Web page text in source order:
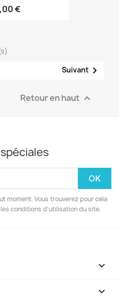
€
Suivant 
Retour en haut 
moment. Vous trouverez pour cela
conditions d'utilisation du site.

